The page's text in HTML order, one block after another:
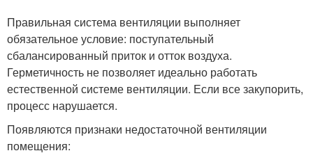
Правильная система вентиляции выполняет
обязательное условие: поступательный
сбалансированный приток и отток воздуха.
Герметичность не позволяет идеально работать
естественной системе вентиляции. Если все закупорить,
процесс нарушается.
Появляются признаки недостаточной вентиляции
помещения: